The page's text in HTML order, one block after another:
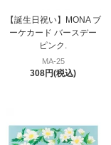
【誕生日祝い】MONA ブ
ーケカード バースデー
ピンク.
MA-25
308円(税込)